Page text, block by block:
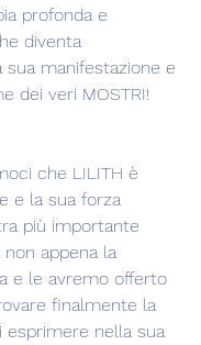
profonda e
diventa
sua manifestazione e
dei veri MOSTRI!
che LILITH è
e la sua forza
più importante
appena la
e le avremo offerto
finalmente la
esprimere nella sua